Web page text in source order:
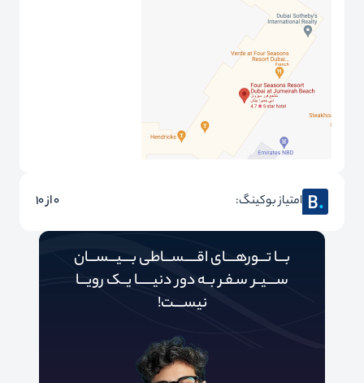
امتیاز بوکینگ: 0 از 10
بـــا تـــورهــــای اقـــــســـاطی بــــیـــســـان
ســــیــر سـفـر بــه دور‌‌‌‌ دنیـــــ‌‌ـا یــک رویـــا
نیســــت!